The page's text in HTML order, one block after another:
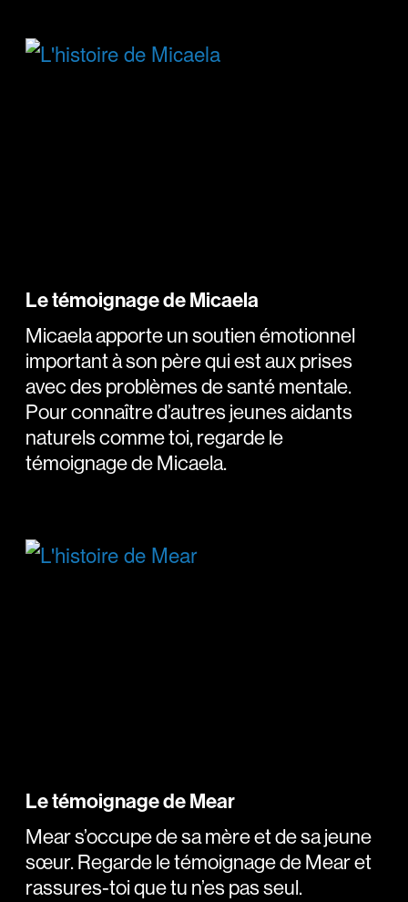
Le témoignage de Micaela
Micaela apporte un soutien émotionnel
important à son père qui est aux prises
avec des problèmes de santé mentale.
Pour connaître d’autres jeunes aidants
naturels comme toi, regarde le
témoignage de Micaela.
Le témoignage de Mear
Mear s’occupe de sa mère et de sa jeune
sœur. Regarde le témoignage de Mear et
rassures-toi que tu n’es pas seul.